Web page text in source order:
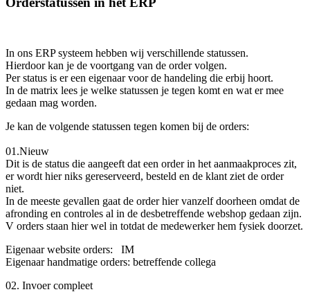
In ons ERP systeem hebben wij verschillende statussen.
Hierdoor kan je de voortgang van de order volgen.
Per status is er een eigenaar voor de handeling die erbij hoort.
In de matrix lees je welke statussen je tegen komt en wat er mee
gedaan mag worden.
Je kan de volgende statussen tegen komen bij de orders:
01.Nieuw
Dit is de status die aangeeft dat een order in het aanmaakproces zit,
er wordt hier niks gereserveerd, besteld en de klant ziet de order
niet.
In de meeste gevallen gaat de order hier vanzelf doorheen omdat de
afronding en controles al in de desbetreffende webshop gedaan zijn.
V orders staan hier wel in totdat de medewerker hem fysiek doorzet.
Eigenaar website orders:
​ IM
Eigenaar handmatige orders: ​betreffende collega
02. Invoer compleet